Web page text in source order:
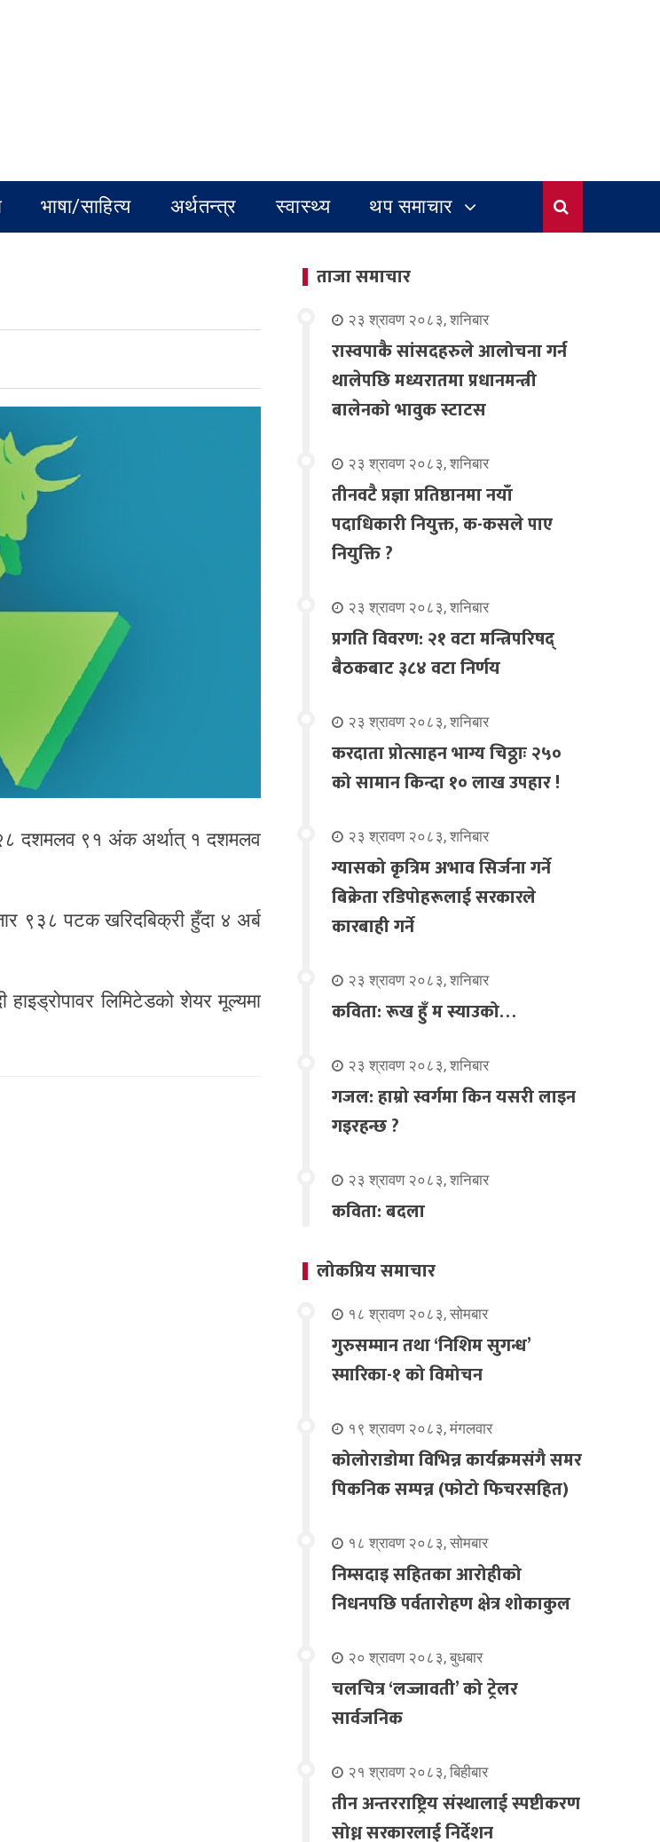
भाषा/साहित्य अर्थतन्त्र स्वास्थ्य थप समाचार
दशमलव ९१ अंक अर्थात् १ दशमलव
९३८ पटक खरिदबिक्री हुँदा ४ अर्ब
हाइड्रोपावर लिमिटेडको शेयर मूल्यमा
ताजा समाचार
२३ श्रावण २०८३, शनिबार
रास्वपाकै सांसदहरुले आलोचना गर्न
थालेपछि मध्यरातमा प्रधानमन्त्री
बालेनको भावुक स्टाटस
२३ श्रावण २०८३, शनिबार
तीनवटै प्रज्ञा प्रतिष्ठानमा नयाँ
पदाधिकारी नियुक्त, क-कसले पाए
नियुक्ति ?
२३ श्रावण २०८३, शनिबार
प्रगति विवरण: २१ वटा मन्त्रिपरिषद्
बैठकबाट ३८४ वटा निर्णय
२३ श्रावण २०८३, शनिबार
करदाता प्रोत्साहन भाग्य चिठ्ठाः २५०
को सामान किन्दा १० लाख उपहार !
२३ श्रावण २०८३, शनिबार
ग्यासको कृत्रिम अभाव सिर्जना गर्ने
बिक्रेता रडिपोहरूलाई सरकारले
कारबाही गर्ने
२३ श्रावण २०८३, शनिबार
कविता: रूख हुँ म स्याउको…
२३ श्रावण २०८३, शनिबार
गजल: हाम्रो स्वर्गमा किन यसरी लाइन
गइरहन्छ ?
२३ श्रावण २०८३, शनिबार
कविता: बदला
लोकप्रिय समाचार
१८ श्रावण २०८३, सोमबार
गुरुसम्मान तथा ‘निशिम सुगन्ध’
स्मारिका-१ को विमोचन
१९ श्रावण २०८३, मंगलवार
कोलोराडोमा विभिन्न कार्यक्रमसंगै समर
पिकनिक सम्पन्न (फोटो फिचरसहित)
१८ श्रावण २०८३, सोमबार
निम्सदाइ सहितका आरोहीको
निधनपछि पर्वतारोहण क्षेत्र शोकाकुल
२० श्रावण २०८३, बुधबार
चलचित्र ‘लज्जावती’ को ट्रेलर
सार्वजनिक
२१ श्रावण २०८३, बिहीबार
तीन अन्तरराष्ट्रिय संस्थालाई स्पष्टीकरण
सोध्न सरकारलाई निर्देशन